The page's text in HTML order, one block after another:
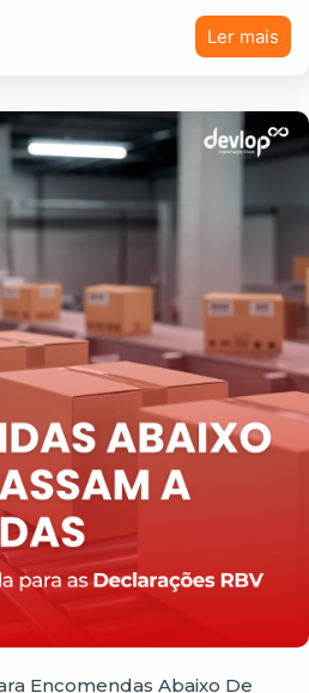
Ler mais
Encomendas Abaixo De